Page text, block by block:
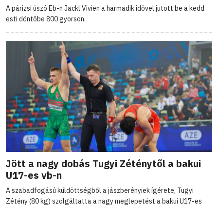
A párizsi úszó Eb-n Jackl Vivien a harmadik idővel jutott be a kedd
esti döntőbe 800 gyorson.
Jött a nagy dobás Tugyi Zéténytől a bakui
U17-es vb-n
A szabadfogású küldöttségből a jászberényiek ígérete, Tugyi
Zétény (80 kg) szolgáltatta a nagy meglepetést a bakui U17-es